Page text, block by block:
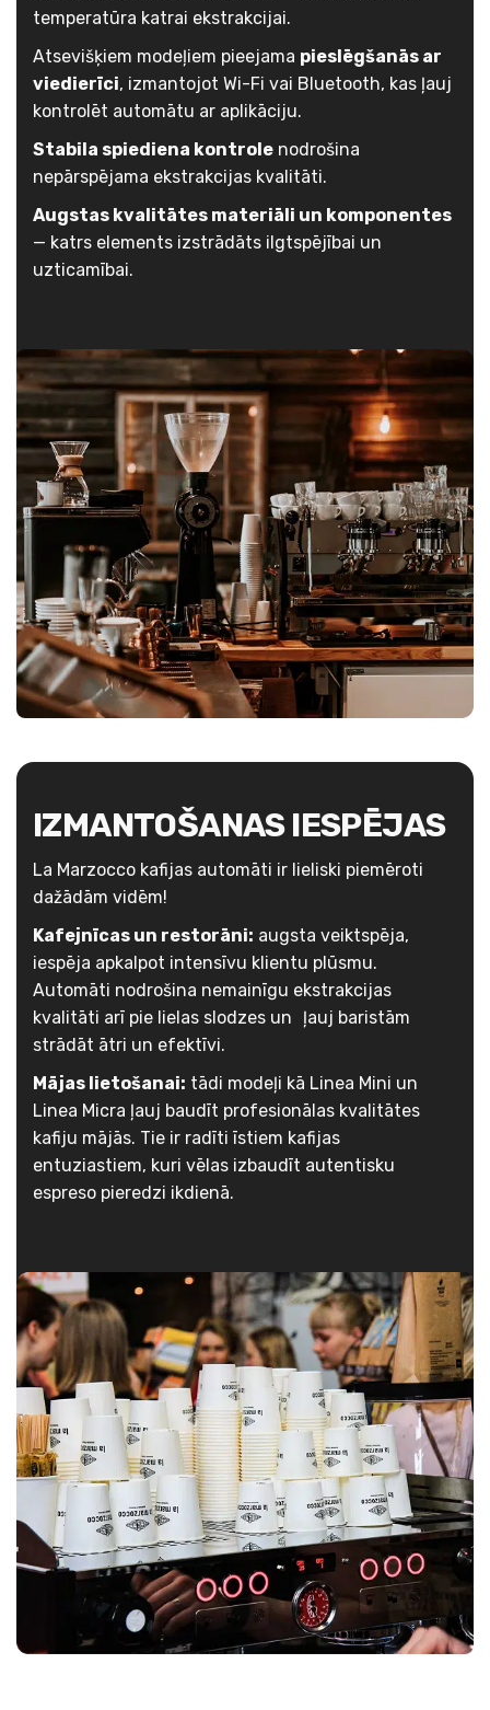
temperatūra katrai ekstrakcijai.
Atsevišķiem modeļiem pieejama pieslēgšanās ar
viedierīci, izmantojot Wi-Fi vai Bluetooth, kas ļauj
kontrolēt automātu ar aplikāciju.
Stabila spiediena kontrole nodrošina
nepārspējama ekstrakcijas kvalitāti.
Augstas kvalitātes materiāli un komponentes
— katrs elements izstrādāts ilgtspējībai un
uzticamībai.
IZMANTOŠANAS IESPĒJAS
La Marzocco kafijas automāti ir lieliski piemēroti
dažādām vidēm!
Kafejnīcas un restorāni: augsta veiktspēja,
iespēja apkalpot intensīvu klientu plūsmu.
Automāti nodrošina nemainīgu ekstrakcijas
kvalitāti arī pie lielas slodzes un ļauj baristām
strādāt ātri un efektīvi.
Mājas lietošanai: tādi modeļi kā Linea Mini un
Linea Micra ļauj baudīt profesionālas kvalitātes
kafiju mājās. Tie ir radīti īstiem kafijas
entuziastiem, kuri vēlas izbaudīt autentisku
espreso pieredzi ikdienā.